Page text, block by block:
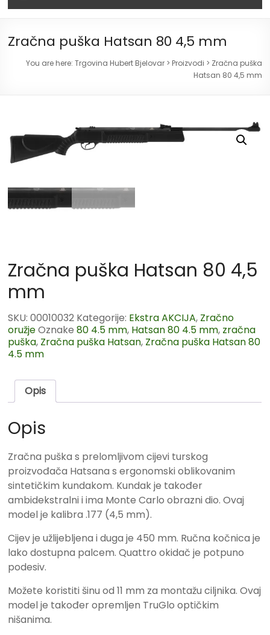
Zračna puška Hatsan 80 4,5 mm
You are here: Trgovina Hubert Bjelovar> Proizvodi > Zračna puška
Hatsan 80 4,5 mm
Zračna puška Hatsan 80 4,5
mm
SKU:00010032 Kategorije: Ekstra AKCIJA, Zračno
oružjeOznake80 4.5 mm, Hatsan 80 4.5 mm, zračna
puška, Zračna puška Hatsan, Zračna puška Hatsan 80
4.5 mm
Opis
Opis
Zračna puška s prelomljivom cijevi turskog
proizvođača Hatsana s ergonomski oblikovanim
sintetičkim kundakom. Kundak je također
ambidekstralni i ima Monte Carlo obrazni dio. Ovaj
model je kalibra .177 (4,5 mm).
Cijev je užlijebljena i duga je 450 mm. Ručna kočnica je
lako dostupna palcem. Quattro okidač je potpuno
podesiv.
Možete koristiti šinu od 11 mm za montažu ciljnika. Ovaj
model je također opremljen TruGlo optičkim
nišanima.